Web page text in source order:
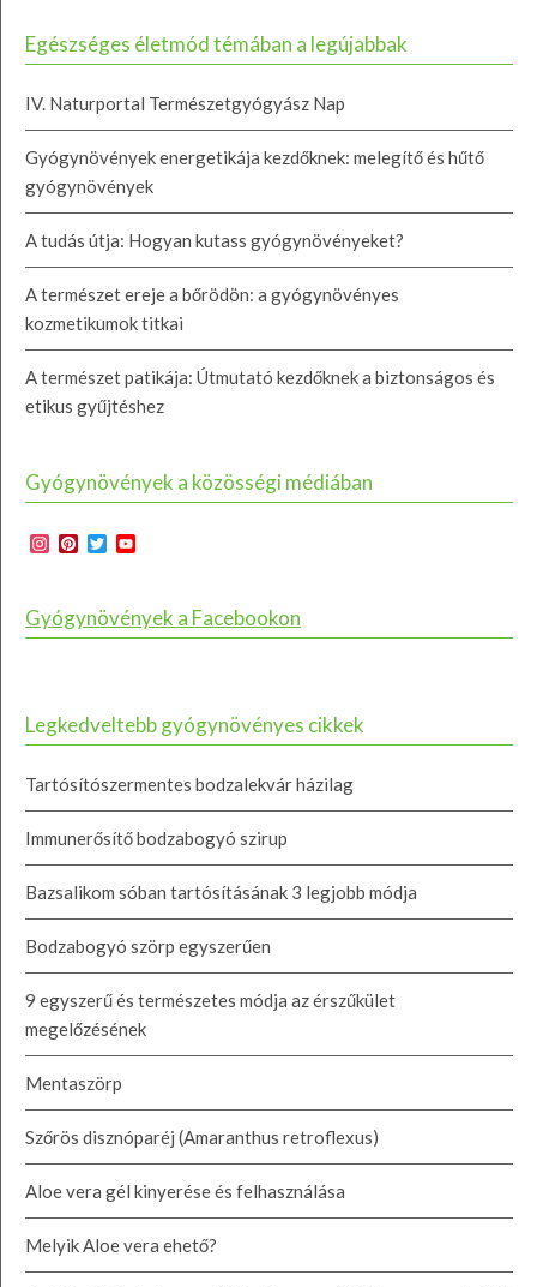
Egészséges életmód témában a legújabbak
IV. Naturportal Természetgyógyász Nap
Gyógynövények energetikája kezdőknek: melegítő és hűtő
gyógynövények
A tudás útja: Hogyan kutass gyógynövényeket?
A természet ereje a bőrödön: a gyógynövényes
kozmetikumok titkai
A természet patikája: Útmutató kezdőknek a biztonságos és
etikus gyűjtéshez
Gyógynövények a közösségi médiában
Instagram
Pinterest
Twitter
Gyógynövények a Facebookon
Legkedveltebb gyógynövényes cikkek
Tartósítószermentes bodzalekvár házilag
Immunerősítő bodzabogyó szirup
Bazsalikom sóban tartósításának 3 legjobb módja
Bodzabogyó szörp egyszerűen
9 egyszerű és természetes módja az érszűkület
megelőzésének
Mentaszörp
Szőrös disznóparéj (Amaranthus retroflexus)
Aloe vera gél kinyerése és felhasználása
Melyik Aloe vera ehető?